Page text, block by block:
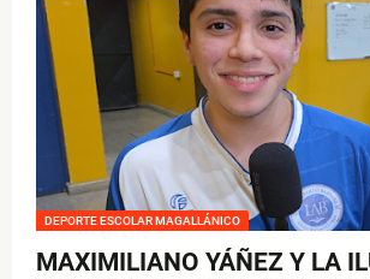
DEPORTE ESCOLAR MAGALLÁNICO
MAXIMILIANO YÁÑEZ Y LA